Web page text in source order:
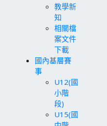
教學新
知
相關檔
案文件
下載
國內基層賽
事
U12(國
小階
段)
U15(國